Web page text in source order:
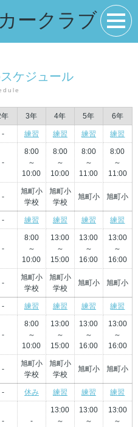
ークラブ
ケジュール
年 3年 4年 5年 6年
- 練習 練習 練習 練習
-
8:00
～
10:00
8:00
～
10:00
8:00
～
11:00
8:00
～
11:00
-
旭町小
学校
旭町小
学校
旭町小 旭町小
- 練習 練習 練習 練習
-
8:00
～
10:00
13:00
～
15:00
13:00
～
16:00
13:00
～
16:00
-
旭町小
学校
旭町小
学校
旭町小 旭町小
- 練習 練習 練習 練習
-
8:00
～
10:00
13:00
～
15:00
13:00
～
16:00
13:00
～
16:00
-
旭町小
学校
旭町小
学校
旭町小 旭町小
- 休み 練習 練習 練習
- -
13:00
～
13:00
～
13:00
～